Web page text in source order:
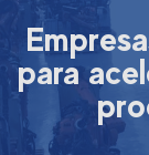
para